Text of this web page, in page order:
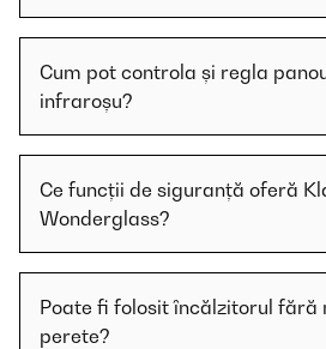
Cum pot controla și regla
infraroșu?
Ce funcții de siguranță oferă
Wonderglass?
Poate fi folosit încălzitorul fără
perete?